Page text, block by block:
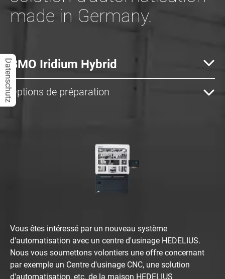
made in Germany.
BMO Iridium Hybrid
Options de préparation
Vous êtes intéressé par un nouveau système
d'automatisation avec un centre d'usinage HEDELIUS.
Nous vous soumettons volontiers une offre concernant
par exemple un Centre d'usinage CNC, une solution
d'automatisation, etc. de la maison HEDELIUS
Datenschutz